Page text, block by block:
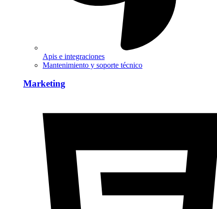
Apis e integraciones
Mantenimiento y soporte técnico
Marketing